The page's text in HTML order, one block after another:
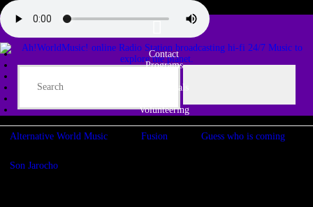
Contact
Programs
Testimonials
Volunteering
Alternative World Music Fusion Guess who is coming
Son Jarocho